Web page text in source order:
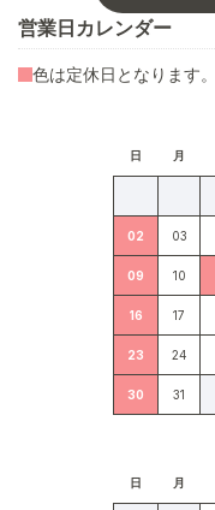
営業日カレンダー
日 月
02 03
09 10
16 17
23 24
30 31
日 月
色は定休日となります。